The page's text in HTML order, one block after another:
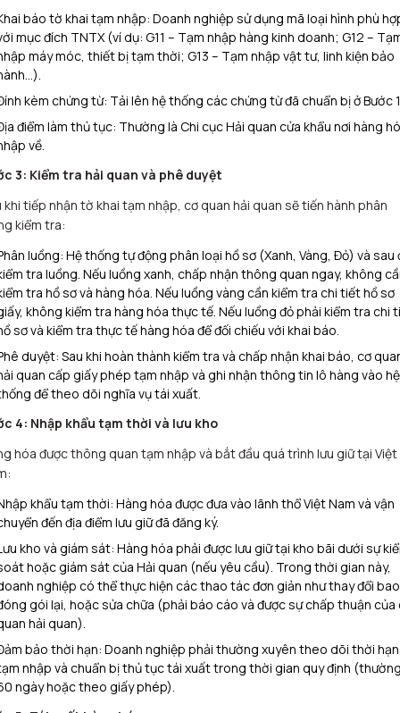
báo tờ khai tạm nhập: Doanh nghiệp sử dụng mã loại hình phù
mục đích TNTX (ví dụ: G11 – Tạm nhập hàng kinh doanh; G12 –
máy móc, thiết bị tạm thời; G13 – Tạm nhập vật tư, linh kiện bảo
kèm chứng từ: Tải lên hệ thống các chứng từ đã chuẩn bị ở Bước
điểm làm thủ tục: Thường là Chi cục Hải quan cửa khẩu nơi hàng
về.
3: Kiểm tra hải quan và phê duyệt
khi tiếp nhận tờ khai tạm nhập, cơ quan hải quan sẽ tiến hành phân
kiểm tra:
luồng: Hệ thống tự động phân loại hồ sơ (Xanh, Vàng, Đỏ) và sau
tra luồng. Nếu luồng xanh, chấp nhận thông quan ngay, không
tra hồ sơ và hàng hóa. Nếu luồng vàng cần kiểm tra chi tiết hồ sơ
không kiểm tra hàng hóa thực tế. Nếu luồng đỏ phải kiểm tra chi
sơ và kiểm tra thực tế hàng hóa để đối chiếu với khai báo.
duyệt: Sau khi hoàn thành kiểm tra và chấp nhận khai báo, cơ
quan cấp giấy phép tạm nhập và ghi nhận thông tin lô hàng vào hệ
để theo dõi nghĩa vụ tái xuất.
4: Nhập khẩu tạm thời và lưu kho
hóa được thông quan tạm nhập và bắt đầu quá trình lưu giữ tại Việt
khẩu tạm thời: Hàng hóa được đưa vào lãnh thổ Việt Nam và vận
đến địa điểm lưu giữ đã đăng ký.
kho và giám sát: Hàng hóa phải được lưu giữ tại kho bãi dưới sự
hoặc giám sát của Hải quan (nếu yêu cầu). Trong thời gian này,
nghiệp có thể thực hiện các thao tác đơn giản như thay đổi
gói lại, hoặc sửa chữa (phải báo cáo và được sự chấp thuận của
hải quan).
bảo thời hạn: Doanh nghiệp phải thường xuyên theo dõi thời hạn
nhập và chuẩn bị thủ tục tái xuất trong thời gian quy định
ngày hoặc theo giấy phép).